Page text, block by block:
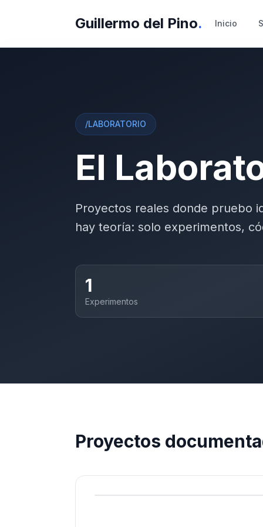
Guillermo del Pino. Inicio
/LABORATORIO
El
Proyectos reales donde pruebo
hay teoría: solo experimentos,
1
Experimentos
Proyectos